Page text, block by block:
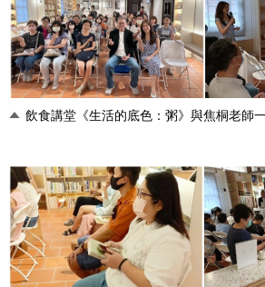
飲食講堂《生活的底色：粥》與焦桐老師